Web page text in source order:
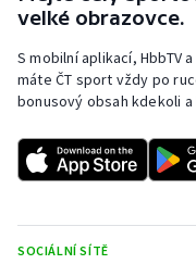
Ragby
Rychlobruslení
Short track
Sportovní střelba
velké obrazovce.
S mobilní aplikací, HbbTV
máte ČT sport vždy po
bonusový obsah kdekoli a
SOCIÁLNÍ SÍTĚ